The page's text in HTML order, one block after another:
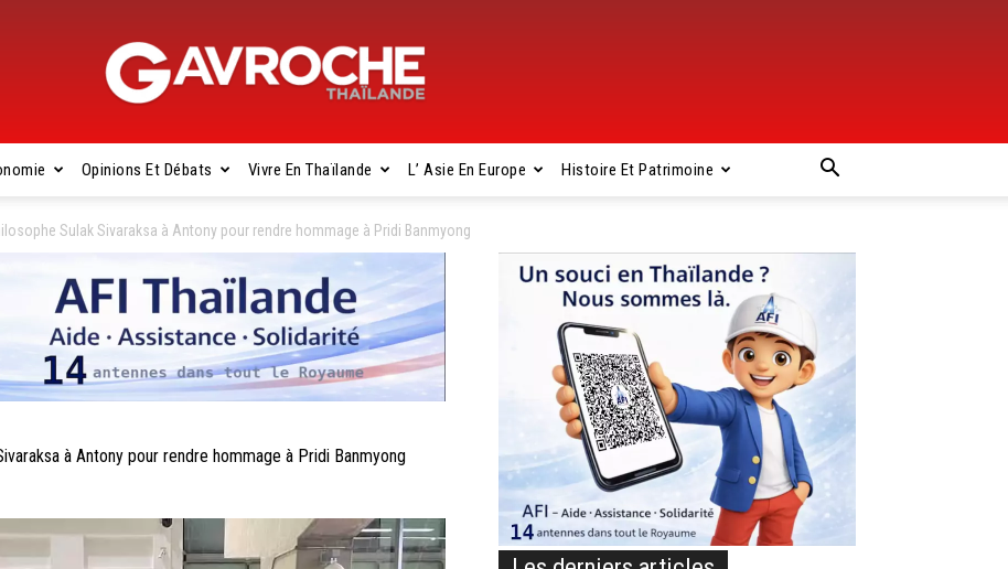
Gavroche
Thaïlande
Opinions Et Débats Vivre En Thaïlande L’ Asie En Europe Histoire Et Patrimoine
Sulak Sivaraksa à Antony pour rendre hommage à Pridi Banmyong
à Antony pour rendre hommage à Pridi Banmyong